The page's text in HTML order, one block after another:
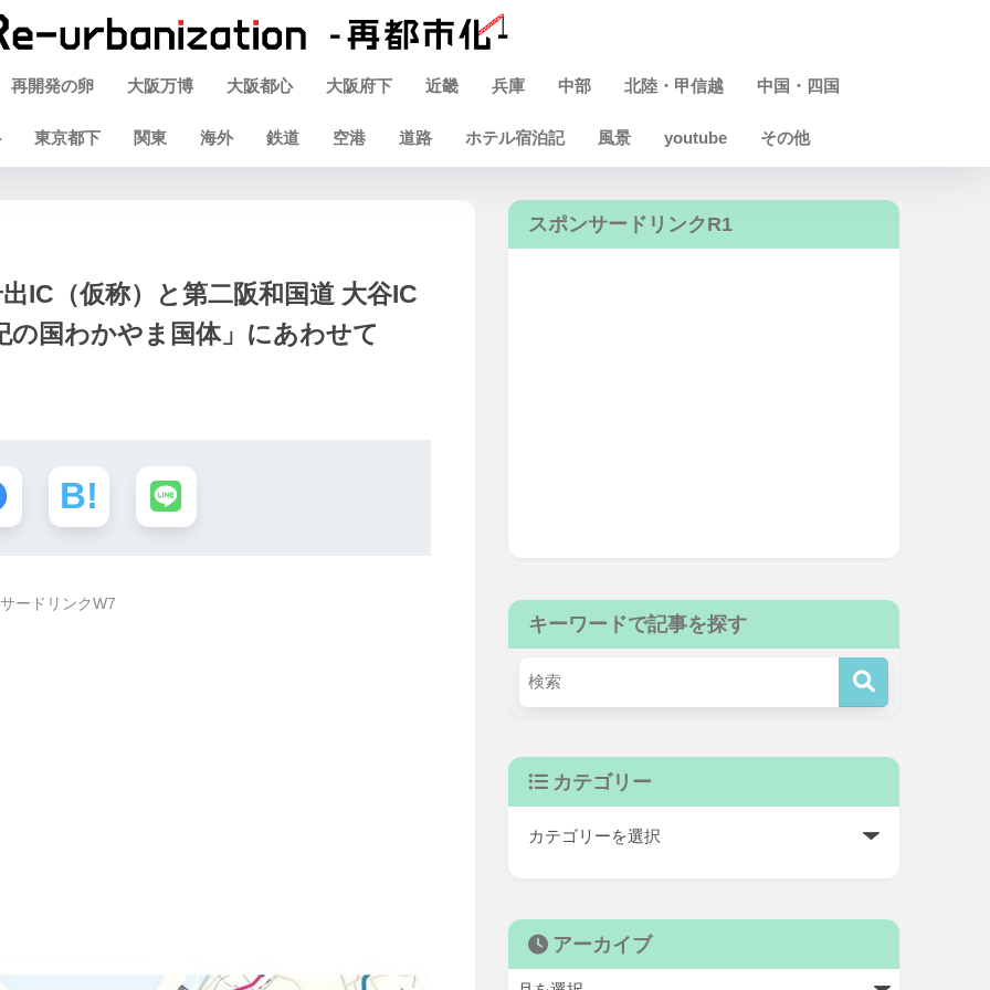
再開発の卵 大阪万博 大阪都心 大阪府下 近畿 兵庫 中部 北陸・甲信越 中国・四国
東京都下 関東 海外 鉄道 空港 道路 ホテル宿泊記 風景 youtube その他
IC（仮称）と第二阪和国道 大谷IC
の国わかやま国体」にあわせて
ードリンクW7
スポンサードリンクR1
キーワードで記事を探す
カテゴリー
アーカイブ